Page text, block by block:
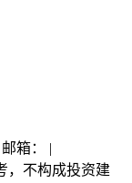
箱： |
，不构成投资建